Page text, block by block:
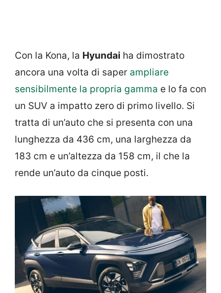
Con la Kona, la Hyundai ha dimostrato
ancora una volta di saper ampliare
sensibilmente la propria gamma e lo fa con
un SUV a impatto zero di primo livello. Si
tratta di un’auto che si presenta con una
lunghezza da 436 cm, una larghezza da
183 cm e un’altezza da 158 cm, il che la
rende un’auto da cinque posti.